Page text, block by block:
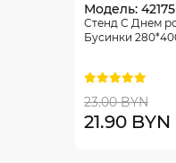
Модель: 42175
Стенд С Днем
Бусинки
23.00 BYN
21.90 BYN